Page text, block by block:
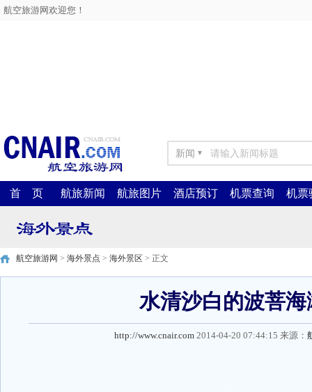
航空旅游网欢迎您！
新闻 ▼
首 页 航旅新闻 航旅图片 酒店预订 机票查询 机票
航空旅游网 > 海外景点 > 海外景区 > 正文
水清沙白的波菩海
http://www.cnair.com 2014-04-20 07:44:15 来源：